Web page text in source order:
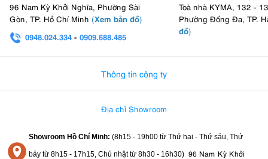
96 Nam Kỳ Khởi Nghĩa, Phường Sài
Gòn, TP. Hồ Chí Minh (Xem bản đồ)
0948.024.334 - 0909.688.485
Toà nhà KYMA, 132 -
Phường Đống Đa, TP.
đồ)
Thông tin công ty
Địa chỉ Showroom
Showroom Hồ Chí Minh: (8h15 - 19h00 từ Thứ hai - Thứ sáu, Thứ
bảy từ 8h15 - 17h15, Chủ nhật từ 8h30 - 16h30) 96 Nam Kỳ Khởi